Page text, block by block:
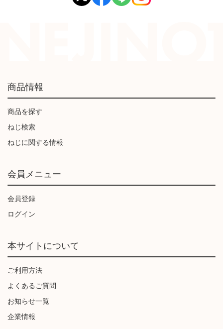
商品情報
商品を探す
ねじ検索
ねじに関する情報
会員メニュー
会員登録
ログイン
本サイトについて
ご利用方法
よくあるご質問
お知らせ一覧
企業情報